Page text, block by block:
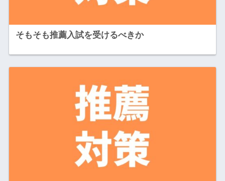
そもそも推薦入試を受けるべきか